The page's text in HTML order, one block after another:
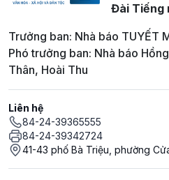
Đài Tiếng
Trưởng ban: Nhà báo TUYẾT
Phó trưởng ban: Nhà báo
Thân, Hoài Thu
Liên hệ
84-24-39365555
84-24-39342724
41-43 phố Bà Triệu, phường